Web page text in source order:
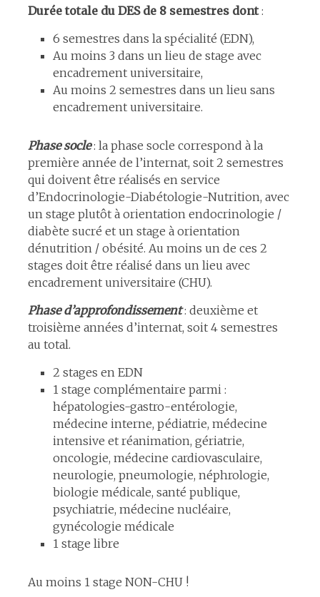
Durée totale du DES de 8 semestres dont:
6 semestres dans la spécialité (EDN),
Au moins 3 dans un lieu de stage avec
encadrement universitaire,
Au moins 2 semestres dans un lieu sans
encadrement universitaire.
Phase socle: la phase socle correspond à la
première année de l’internat, soit 2 semestres
qui doivent être réalisés en service
d’Endocrinologie-Diabétologie-Nutrition, avec
un stage plutôt à orientation endocrinologie /
diabète sucré et un stage à orientation
dénutrition / obésité. Au moins un de ces 2
stages doit être réalisé dans un lieu avec
encadrement universitaire (CHU).
Phase d’approfondissement: deuxième et
troisième années d’internat, soit 4 semestres
au total.
2 stages en EDN
1 stage complémentaire parmi :
hépatologies-gastro-entérologie,
médecine interne, pédiatrie, médecine
intensive et réanimation, gériatrie,
oncologie, médecine cardiovasculaire,
neurologie, pneumologie, néphrologie,
biologie médicale, santé publique,
psychiatrie, médecine nucléaire,
gynécologie médicale
1 stage libre
Au moins 1 stage NON-CHU !